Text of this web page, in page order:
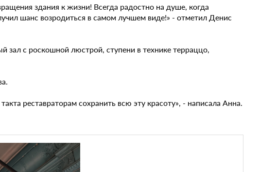
здания к жизни! Всегда радостно на душе, когда
шанс возродиться в самом лучшем виде!» - отметил Денис
зал с роскошной люстрой, ступени в технике терраццо,
реставраторам сохранить всю эту красоту», - написала Анна.